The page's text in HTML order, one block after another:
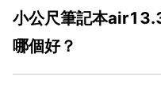
小公尺筆記本
哪個好？